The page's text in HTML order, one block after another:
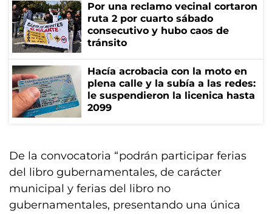
Por una reclamo vecinal cortaron
ruta 2 por cuarto sábado
consecutivo y hubo caos de
tránsito
Hacía acrobacia con la moto en
plena calle y la subía a las redes:
le suspendieron la licenica hasta
2099
De la convocatoria “podrán participar ferias
del libro gubernamentales, de carácter
municipal y ferias del libro no
gubernamentales, presentando una única